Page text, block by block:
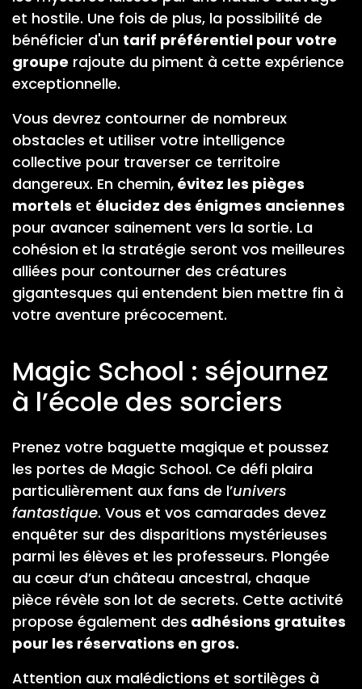
et hostile. Une fois de plus, la possibilité de
bénéficier d'un tarif préférentiel pour votre
groupe rajoute du piment à cette expérience
exceptionnelle.
Vous devrez contourner de nombreux
obstacles et utiliser votre intelligence
collective pour traverser ce territoire
dangereux. En chemin, évitez les pièges
mortels et élucidez des énigmes anciennes
pour avancer sainement vers la sortie. La
cohésion et la stratégie seront vos meilleures
alliées pour contourner des créatures
gigantesques qui entendent bien mettre fin à
votre aventure précocement.
Magic School : séjournez
à l’école des sorciers
Prenez votre baguette magique et poussez
les portes de Magic School. Ce défi plaira
particulièrement aux fans de l’univers
fantastique. Vous et vos camarades devez
enquêter sur des disparitions mystérieuses
parmi les élèves et les professeurs. Plongée
au cœur d’un château ancestral, chaque
pièce révèle son lot de secrets. Cette activité
propose également des adhésions gratuites
pour les réservations en gros.
Attention aux malédictions et sortilèges à